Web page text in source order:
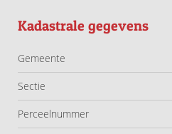
Kadastrale gegevens
Gemeente
Sectie
Perceelnummer